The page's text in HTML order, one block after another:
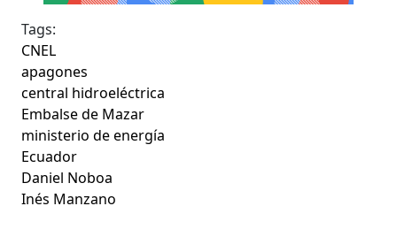
Tags:
CNEL
apagones
central hidroeléctrica
Embalse de Mazar
ministerio de energía
Ecuador
Daniel Noboa
Inés Manzano